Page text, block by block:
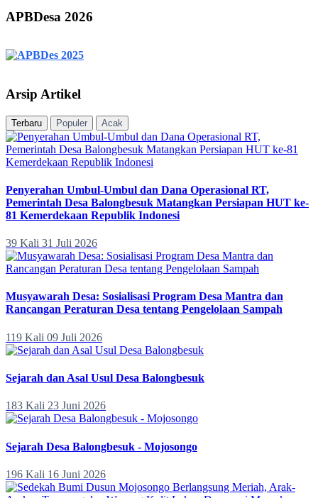
APBDesa 2026
Arsip Artikel
Terbaru Populer Acak
Penyerahan Umbul-Umbul dan Dana Operasional RT,
Pemerintah Desa Balongbesuk Matangkan Persiapan HUT ke-
81 Kemerdekaan Republik Indonesi
39 Kali 31 Juli 2026
Musyawarah Desa: Sosialisasi Program Desa Mantra dan
Rancangan Peraturan Desa tentang Pengelolaan Sampah
119 Kali 09 Juli 2026
Sejarah dan Asal Usul Desa Balongbesuk
183 Kali 23 Juni 2026
Sejarah Desa Balongbesuk - Mojosongo
196 Kali 16 Juni 2026